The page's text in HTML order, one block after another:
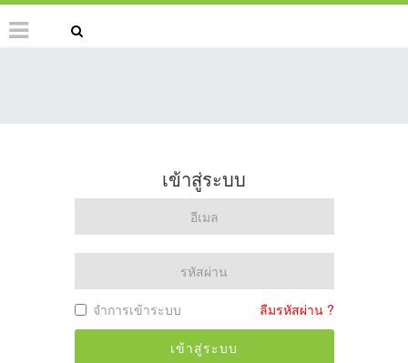
เข้าสู่ระบบ
จำการเข้าระบบ ลืมรหัสผ่าน ?